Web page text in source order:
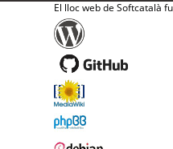
El lloc web de Softcatalà